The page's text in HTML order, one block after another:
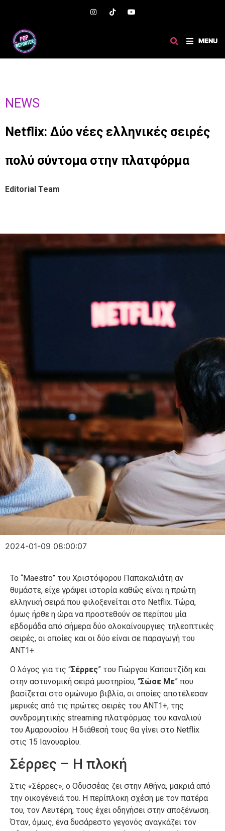
MENU
NEWS
Netflix: Δύο νέες ελληνικές σειρές
πολύ σύντομα στην πλατφόρμα
Editorial Team
2024-01-09 08:00:07
Το “Maestro” του Χριστόφορου Παπακαλιάτη αν
θυμάστε, είχε γράψει ιστορία καθώς είναι η πρώτη
ελληνική σειρά που φιλοξενείται στο Netflix. Τώρα,
όμως ήρθε η ώρα να προστεθούν σε περίπου μία
εβδομάδα από σήμερα δύο ολοκαίνουργιες τηλεοπτικές
σειρές, οι οποίες και οι δύο είναι σε παραγωγή του
ANT1+.
Ο λόγος για τις “Σέρρες” του Γιώργου Καπουτζίδη και
στην αστυνομική σειρά μυστηρίου, “Σώσε Με” που
βασίζεται στο ομώνυμο βιβλίο, οι οποίες αποτέλεσαν
μερικές από τις πρώτες σειρές του ΑΝΤ1+, της
συνδρομητικής streaming πλατφόρμας του καναλιού
του Αμαρουσίου. H διάθεσή τους θα γίνει στο Netflix
στις 15 Ιανουαρίου.
Σέρρες – Η πλοκή
Στις «Σέρρες», ο Οδυσσέας ζει στην Αθήνα, μακριά από
την οικογένειά του. Η περίπλοκη σχέση με τον πατέρα
του, τον Λευτέρη, τους έχει οδηγήσει στην αποξένωση.
Όταν, όμως, ένα δυσάρεστο γεγονός αναγκάζει τον